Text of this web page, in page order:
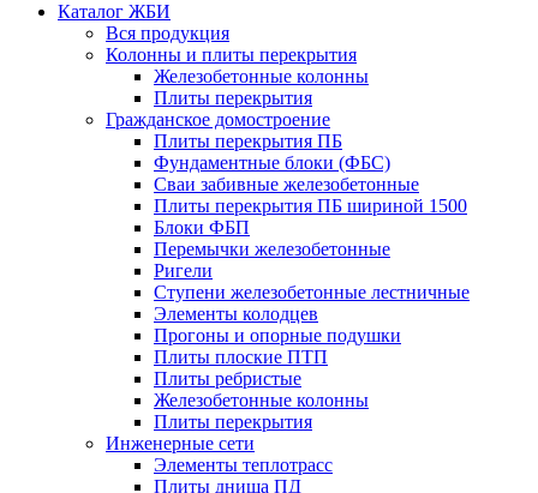
Каталог ЖБИ
Вся продукция
Колонны и плиты перекрытия
Железобетонные колонны
Плиты перекрытия
Гражданское домостроение
Плиты перекрытия ПБ
Фундаментные блоки (ФБС)
Сваи забивные железобетонные
Плиты перекрытия ПБ шириной 1500
Блоки ФБП
Перемычки железобетонные
Ригели
Ступени железобетонные лестничные
Элементы колодцев
Прогоны и опорные подушки
Плиты плоские ПТП
Плиты ребристые
Железобетонные колонны
Плиты перекрытия
Инженерные сети
Элементы теплотрасс
Плиты днища ПД